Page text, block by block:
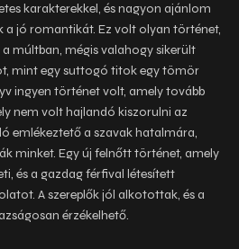
karakterekkel, és nagyon ajánlom
a jó romantikát. Ez volt olyan történet,
múltban, mégis valahogy sikerült
mint egy suttogó titok egy tömör
ingyen történet volt, amely tovább
nem volt hajlandó kiszorulni az
emlékeztető a szavak hatalmára,
minket. Egy új felnőtt történet, amely
és a gazdag férfival létesített
A szereplők jól alkotottak, és a
érzékelhető.